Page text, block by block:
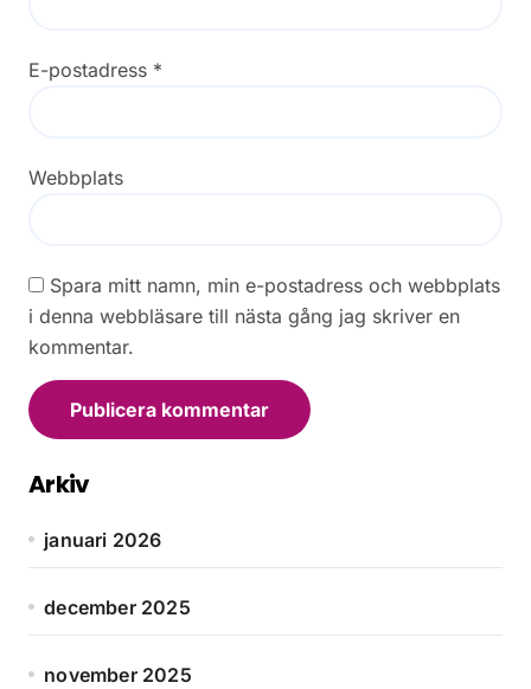
E-postadress *
Webbplats
Spara mitt namn, min e-postadress och webbplats
i denna webbläsare till nästa gång jag skriver en
kommentar.
Arkiv
januari 2026
december 2025
november 2025